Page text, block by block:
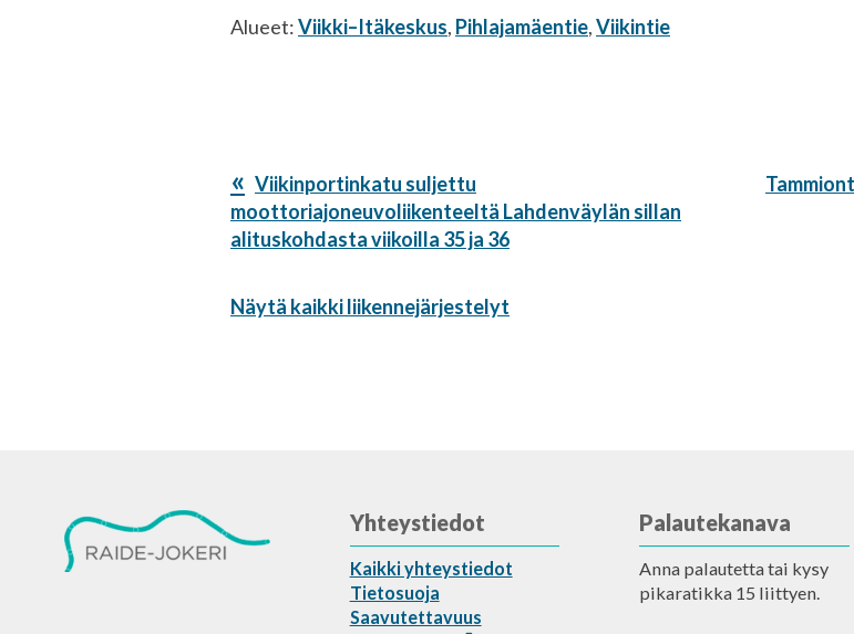
Alueet:Viikki–Itäkeskus, Pihlajamäentie,Viikintie
Edellinen
artikkeli:
Viikinportinkatu suljettu
moottoriajoneuvoliikenteeltä Lahdenväylän sillan
alituskohdasta viikoilla 35 ja 36
Seuraava
Näytä kaikki liikennejärjestelyt
Yhteystiedot
Kaikki yhteystiedot
Tietosuoja
Saavutettavuus
Palautekanava
Anna palautetta tai kysy
pikaratikka 15 liittyen.